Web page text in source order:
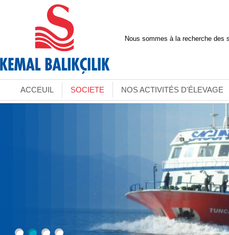
Nous sommes à la recherche des
ACCEUIL SOCIETE NOS ACTIVITÉS D'ÉLEVAGE